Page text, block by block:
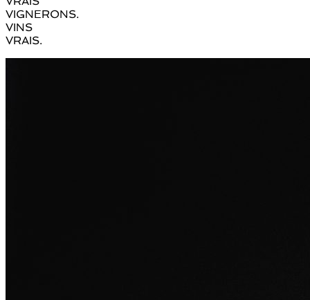
VIGNERONS.
VINS
VRAIS.